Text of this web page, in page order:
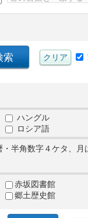
ハングル
ロシア語
半角数字４ケタ、月
赤坂図書館
郷土歴史館